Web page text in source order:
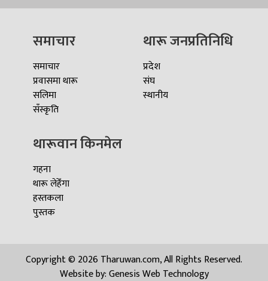
समाचार
समाचार
प्रवासमा थारू
सलिमा
सँस्कृति
थारू जनप्रतिनिधि
प्रदेश
संघ
स्थानीय
थारूवान किनमेल
गहना
थारू लेहेँगा
हस्तकला
पुस्तक
Copyright © 2026 Tharuwan.com, All Rights Reserved.
Website by:Genesis Web Technology